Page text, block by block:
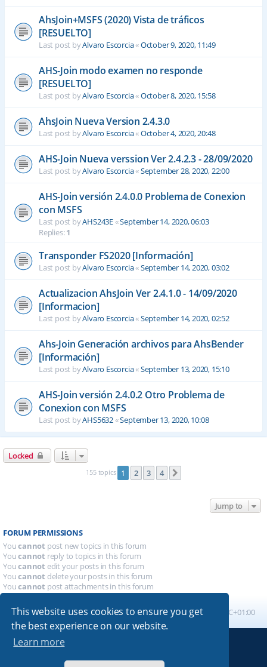
This website uses cookies to ensure you get
the best experience on our website.
Learn more
AhsJoin+MSFS (2020) Vista de tráficos
[RESUELTO]
Last post byAlvaro Escorcia«October 9, 2020, 11:49
AHS-Join modo examen no responde
[RESUELTO]
Last post byAlvaro Escorcia«October 8, 2020, 15:58
AhsJoin Nueva Version 2.4.3.0
Last post byAlvaro Escorcia«October 4, 2020, 20:48
AHS-Join Nueva verssion Ver 2.4.2.3 - 28/09/2020
Last post byAlvaro Escorcia«September 28, 2020, 22:00
AHS-Join versión 2.4.0.0 Problema de Conexion
con MSFS
Last post byAHS243E«September 14, 2020, 06:03
Replies:1
Transponder FS2020 [Información]
Last post byAlvaro Escorcia«September 14, 2020, 03:02
Actualizacion AhsJoin Ver 2.4.1.0 - 14/09/2020
[Informacion]
Last post byAlvaro Escorcia«September 14, 2020, 02:52
Ahs-Join Generación archivos para AhsBender
[Información]
Last post byAlvaro Escorcia«September 13, 2020, 15:10
AHS-Join versión 2.4.0.2 Otro Problema de
Conexion con MSFS
Last post byAHS5632«September 13, 2020, 10:08
Locked
155 topics 1 2 3 4
Jump to
FORUM PERMISSIONS
Youcannot post new topics in this forum
Youcannot reply to topics in this forum
Youcannot edit your posts in this forum
Youcannot delete your posts in this forum
Youcannot post attachments in this forum
Board index All times are UTC+01:00
Absolution style by
Premium phpBB Styles